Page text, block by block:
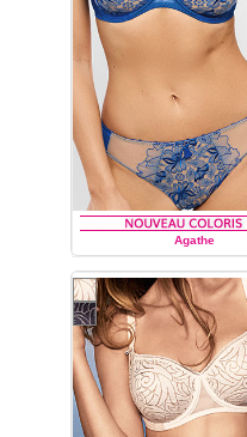
Agathe
EMPREINTE